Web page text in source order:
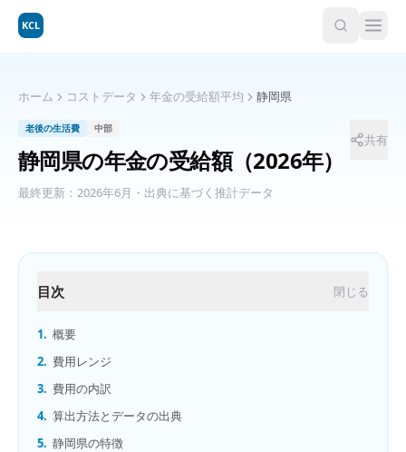
KCL
ホーム コストデータ 年金の受給額平均 静岡県
老後の生活費 中部
静岡県の年金の受給額（2026年）
最終更新： 2026年6月 ・出典に基づく推計データ
共有
目次 閉じる
1. 概要
2. 費用レンジ
3. 費用の内訳
4. 算出方法とデータの出典
5. 静岡県の特徴